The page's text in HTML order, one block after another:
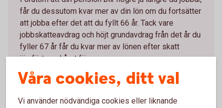
får du dessutom kvar mer av din lön om du fortsätter
att jobba efter det att du fyllt 66 år. Tack vare
jobbskatteavdrag och höjt grundavdrag från det år du
fyller 67 år får du kvar mer av lönen efter skatt
jämfört med året före.
- Från det år man fyller 67 år är inkomstskatten lägre
både för de som jobbar och som är pensionärer. Det
är alltså ekonomiskt fördelaktigt att jobba efter sin
Våra cookies, ditt val
Vi använder nödvändiga cookies eller liknande